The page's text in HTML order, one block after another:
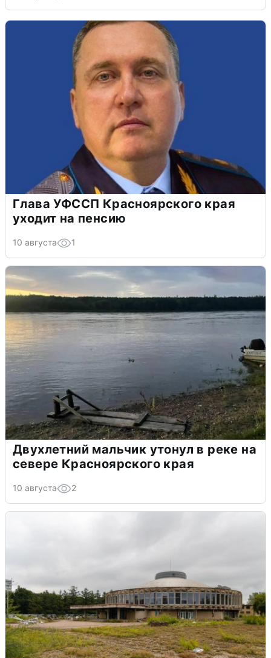
Глава УФССП Красноярского края
уходит на пенсию
10 августа 1
Двухлетний мальчик утонул в реке на
севере Красноярского края
10 августа 2